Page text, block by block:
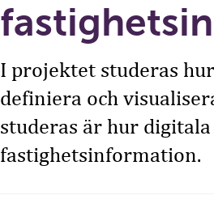
I projektet studeras
definiera och
studeras är hur
fastighetsinformation.